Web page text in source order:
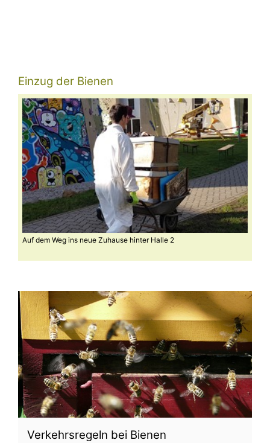
Einzug der Bienen
Auf dem Weg ins neue Zuhause hinter Halle 2
Verkehrsregeln bei Bienen